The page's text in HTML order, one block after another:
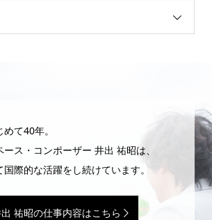
て40年。
ス・コンポーザー 井出 祐昭は、
国際的な活躍をし続けています。
祐昭の仕事内容はこちら